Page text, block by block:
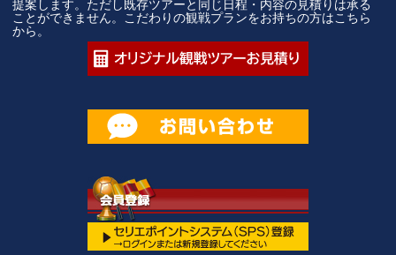
提案します。ただし既存ツアーと同じ日程・内容の見積りは承る
ことができません。こだわりの観戦プランをお持ちの方はこちら
から。